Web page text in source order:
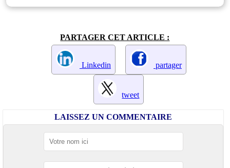
PARTAGER CET ARTICLE :
Linkedin partager
tweet
LAISSEZ UN COMMENTAIRE